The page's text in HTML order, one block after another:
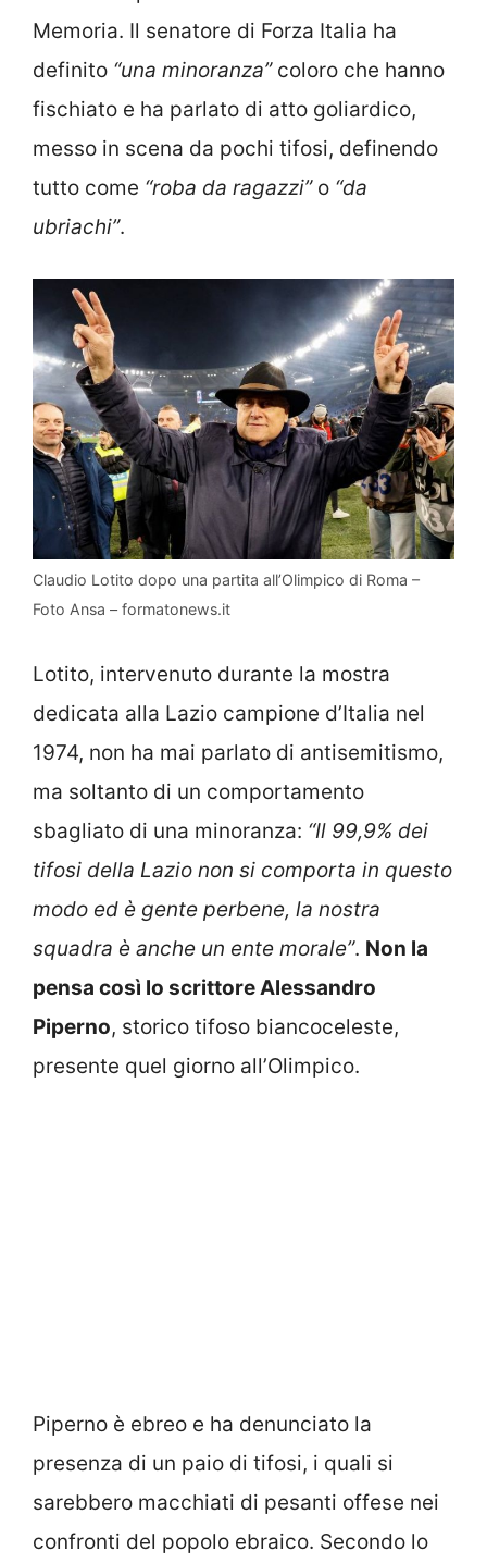
Memoria. Il senatore di Forza Italia ha
definito “una minoranza”coloro che hanno
fischiato e ha parlato di atto goliardico,
messo in scena da pochi tifosi, definendo
tutto come “roba da ragazzi”o “da
ubriachi”.
Claudio Lotito dopo una partita all’Olimpico di Roma –
Foto Ansa – formatonews.it
Lotito, intervenuto durante la mostra
dedicata alla Lazio campione d’Italia nel
1974, non ha mai parlato di antisemitismo,
ma soltanto di un comportamento
sbagliato di una minoranza: “Il 99,9% dei
tifosi della Lazio non si comporta in questo
modo ed è gente perbene, la nostra
squadra è anche un ente morale”. Non la
pensa così lo scrittore Alessandro
Piperno, storico tifoso biancoceleste,
presente quel giorno all’Olimpico.
Piperno è ebreo e ha denunciato la
presenza di un paio di tifosi, i quali si
sarebbero macchiati di pesanti offese nei
confronti del popolo ebraico. Secondo lo